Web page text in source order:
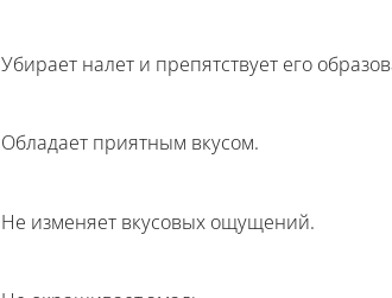
Убирает налет и препятствует его
Обладает приятным вкусом.
Не изменяет вкусовых ощущений.